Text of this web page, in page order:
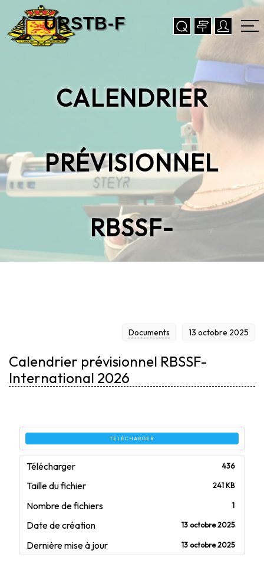
CALENDRIER
PRÉVISIONNEL
RBSSF-
2026
13 octobre 2025
Documents
Calendrier prévisionnel RBSSF-
International 2026
TÉLÉCHARGER
Télécharger 436
Taille du fichier 241 KB
Nombre de fichiers 1
Date de création 13 octobre 2025
Dernière mise à jour 13 octobre 2025